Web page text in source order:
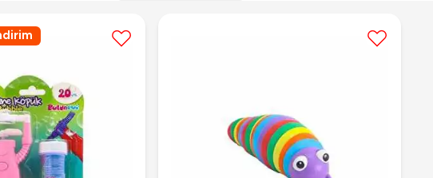
Setleri
Parti ve Özel Günler
Kostüm
Parti Malzemeleri
Yılbaşı Ürünleri
Açık Hava - Spor - Deniz
Ty Peluşlar
Fonksiyonel Peluşlar
Lisanslı Peluşlar